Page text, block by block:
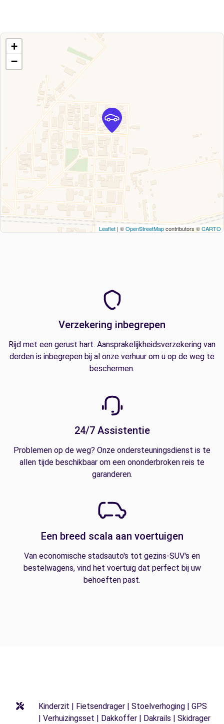
+
−
Leaflet | ©OpenStreetMapcontributors ©CARTO
Verzekering inbegrepen
Rijd met een gerust hart. Aansprakelijkheidsverzekering van
derden is inbegrepen bij al onze verhuur om u op de weg te
beschermen.
24/7 Assistentie
Problemen op de weg? Onze ondersteuningsdienst is te
allen tijde beschikbaar om een ononderbroken reis te
garanderen.
Een breed scala aan voertuigen
Van economische stadsauto's tot gezins-SUV's en
bestelwagens, vind het voertuig dat perfect bij uw
behoeften past.
Kinderzit | Fietsendrager | Stoelverhoging | GPS
| Verhuizingsset | Dakkoffer | Dakrails | Skidrager